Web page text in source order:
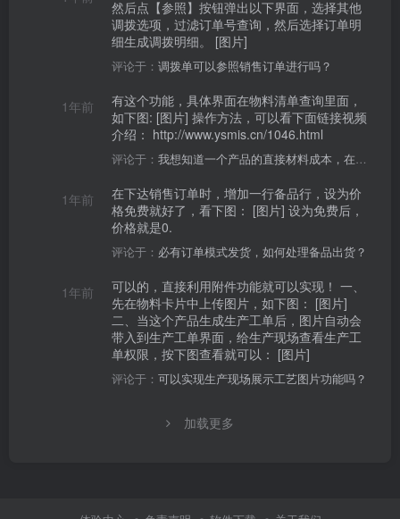
然后点【参照】按钮弹出以下界面，选择其他
调拨选项，过滤订单号查询，然后选择订单明
细生成调拨明细。 [图片]
评论于： 调拨单可以参照销售订单进行吗？
1年前
有这个功能，具体界面在物料清单查询里面，
如下图: [图片] 操作方法，可以看下面链接视频
介绍： http://www.ysmis.cn/1046.html
评论于： 我想知道一个产品的直接材料成本，在哪儿操作？
1年前
在下达销售订单时，增加一行备品行，设为价
格免费就好了，看下图： [图片] 设为免费后，
价格就是0.
评论于： 必有订单模式发货，如何处理备品出货？
1年前
可以的，直接利用附件功能就可以实现！ 一、
先在物料卡片中上传图片，如下图： [图片]
二、当这个产品生成生产工单后，图片自动会
带入到生产工单界面，给生产现场查看生产工
单权限，按下图查看就可以： [图片]
评论于： 可以实现生产现场展示工艺图片功能吗？
加载更多